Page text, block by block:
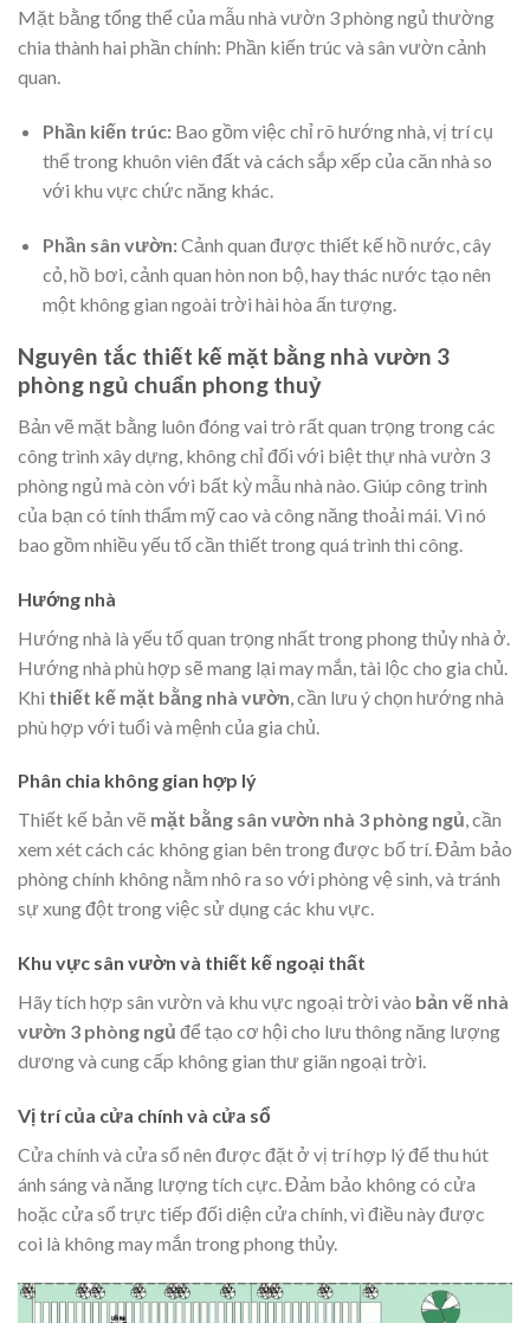
Mặt bằng tổng thể của mẫu nhà vườn 3 phòng ngủ thường
chia thành hai phần chính: Phần kiến trúc và sân vườn cảnh
quan.
Phần kiến trúc:Bao gồm việc chỉ rõ hướng nhà, vị trí cụ
thể trong khuôn viên đất và cách sắp xếp của căn nhà so
với khu vực chức năng khác.
Phần sân vườn:Cảnh quan được thiết kế hồ nước, cây
cỏ, hồ bơi, cảnh quan hòn non bộ, hay thác nước tạo nên
một không gian ngoài trời hài hòa ấn tượng.
Nguyên tắc thiết kế mặt bằng nhà vườn 3
phòng ngủ chuẩn phong thuỷ
Bản vẽ mặt bằng luôn đóng vai trò rất quan trọng trong các
công trình xây dựng, không chỉ đối với biệt thự nhà vườn 3
phòng ngủ mà còn với bất kỳ mẫu nhà nào. Giúp công trình
của bạn có tính thẩm mỹ cao và công năng thoải mái. Vì nó
bao gồm nhiều yếu tố cần thiết trong quá trình thi công.
Hướng nhà
Hướng nhà là yếu tố quan trọng nhất trong phong thủy nhà ở.
Hướng nhà phù hợp sẽ mang lại may mắn, tài lộc cho gia chủ.
Khi thiết kế mặt bằng nhà vườn , cần lưu ý chọn hướng nhà
phù hợp với tuổi và mệnh của gia chủ.
Phân chia không gian hợp lý
Thiết kế bản vẽ mặt bằng sân vườn nhà 3 phòng ngủ, cần
xem xét cách các không gian bên trong được bố trí. Đảm bảo
phòng chính không nằm nhô ra so với phòng vệ sinh, và tránh
sự xung đột trong việc sử dụng các khu vực.
Khu vực sân vườn và thiết kế ngoại thất
Hãy tích hợp sân vườn và khu vực ngoại trời vào bản vẽ nhà
vườn 3 phòng ngủ để tạo cơ hội cho lưu thông năng lượng
dương và cung cấp không gian thư giãn ngoại trời.
Vị trí của cửa chính và cửa sổ
Cửa chính và cửa sổ nên được đặt ở vị trí hợp lý để thu hút
ánh sáng và năng lượng tích cực. Đảm bảo không có cửa
hoặc cửa sổ trực tiếp đối diện cửa chính, vì điều này được
coi là không may mắn trong phong thủy.